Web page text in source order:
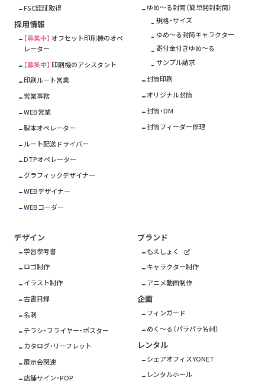
FSC認証取得
採用情報
【募集中】 オフセット印刷機のオペ
レーター
【募集中】 印刷機のアシスタント
印刷ルート営業
営業事務
WEB営業
製本オペレーター
ルート配送ドライバー
DTPオペレーター
グラフィックデザイナー
WEBデザイナー
WEBコーダー
ゆめ～る封筒（簡単開封封筒）
規格・サイズ
ゆめ～る封筒キャラクター
寄付金付きゆめ～る
サンプル請求
封筒印刷
オリジナル封筒
封筒・DM
封筒フィーダー修理
デザイン
学習参考書
ロゴ制作
イラスト制作
古書目録
名刺
チラシ・フライヤー・ポスター
カタログ・リーフレット
展示会関連
店舗サイン・POP
ブランド
もえしょく
キャラクター制作
アニメ動画制作
企画
フィンガード
めく～る（パラパラ名刺）
レンタル
シェアオフィスYONET
レンタルホール